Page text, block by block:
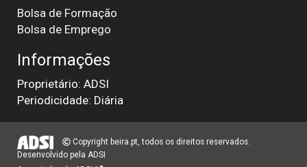
Bolsa de Formação
Bolsa de Emprego
Informações
Proprietário: ADSI
Periodicidade: Diária
Copyright beira.pt, todos os direitos reservados.
Desenvolvido pela ADSI